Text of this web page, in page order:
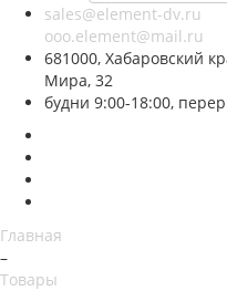
sales@element-dv.ru
ooo.element@mail.ru
681000, Хабаровский
Мира, 32
будни 9:00-18:00,
Главная
–
Товары